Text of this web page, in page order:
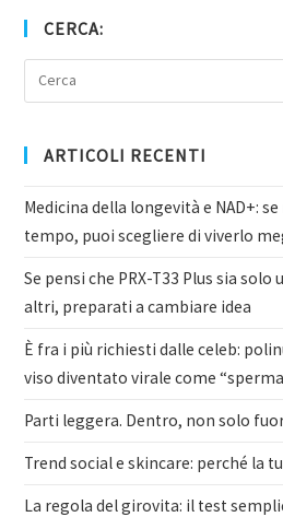
CERCA:
ARTICOLI RECENTI
Medicina della longevità e NAD+:
tempo, puoi scegliere di viverlo
Se pensi che PRX-T33 Plus sia
altri, preparati a cambiare idea
È fra i più richiesti dalle celeb:
viso diventato virale come
Parti leggera. Dentro, non solo
Trend social e skincare: perché la
La regola del girovita: il test